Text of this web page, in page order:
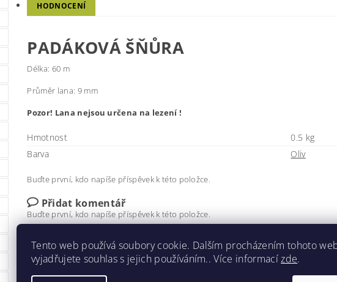
HODNOCENÍ
PADÁKOVÁ ŠŇŮRA
Délka: 60 m
Průměr lana: 9 mm
Pozor! Lana nejsou určena na lezení !
Hmotnost
0.5 kg
Barva
Oliv
Buďte první, kdo napíše příspěvek k této položce.
Přidat komentář
Buďte první, kdo napíše příspěvek k této položce.
Přidat hodnocení
Tento web používá soubory cookie. Dalším procházením tohoto
vyjadřujete souhlas s jejich používáním.. Více informacízde.